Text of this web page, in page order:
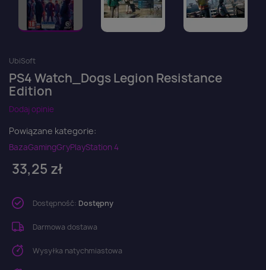
UbiSoft
PS4 Watch_Dogs Legion Resistance
Edition
Dodaj opinie
Powiązane kategorie:
BazaGamingGryPlayStation 4
33,25 zł
Dostępność: Dostępny
Darmowa dostawa
Wysyłka natychmiastowa